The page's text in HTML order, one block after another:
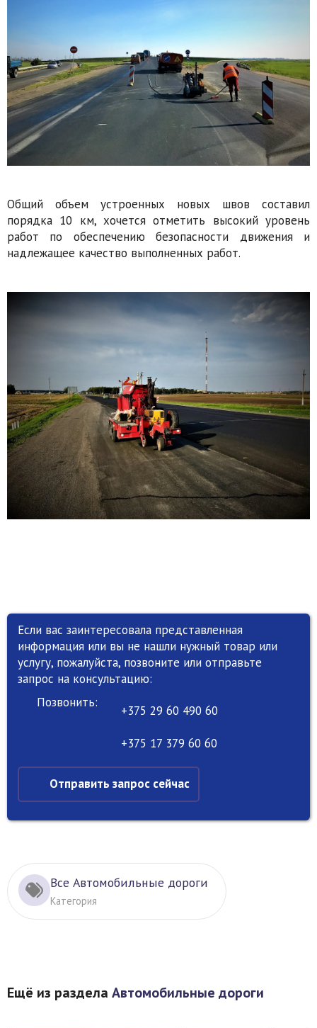
Общий объем устроенных новых швов составил
порядка 10 км, хочется отметить высокий уровень
работ по обеспечению безопасности движения и
надлежащее качество выполненных работ.
Если вас заинтересовала представленная
информация или вы не нашли нужный товар или
услугу, пожалуйста, позвоните или отправьте
запрос на консультацию:
Позвонить:
+375 29 60 490 60
+375 17 379 60 60
Отправить запрос сейчас
Все Автомобильные дороги
Категория
Ещё из раздела Автомобильные дороги